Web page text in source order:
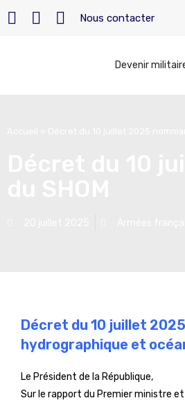
Nous contacter
Devenir
Décret du 10 juillet
hydrographique et
Le Président de la République,
Sur le rapport du Premier ministre